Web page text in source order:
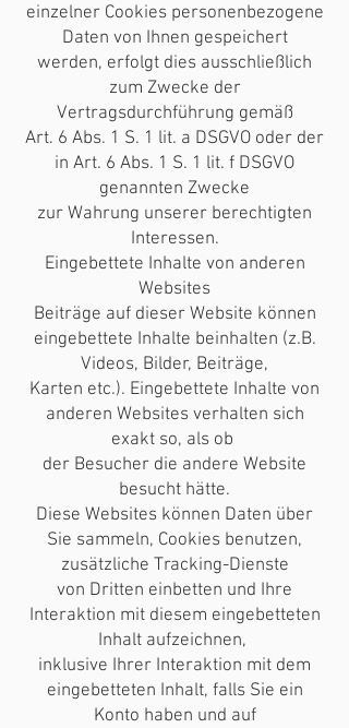
einzelner Cookies personenbezogene
Daten von Ihnen gespeichert
werden, erfolgt dies ausschließlich
zum Zwecke der
Vertragsdurchführung gemäß
Art. 6 Abs. 1 S. 1 lit. a DSGVO oder der
in Art. 6 Abs. 1 S. 1 lit. f DSGVO
genannten Zwecke
zur Wahrung unserer berechtigten
Interessen.
Eingebettete Inhalte von anderen
Websites
Beiträge auf dieser Website können
eingebettete Inhalte beinhalten (z.B.
Videos, Bilder, Beiträge,
Karten etc.). Eingebettete Inhalte von
anderen Websites verhalten sich
exakt so, als ob
der Besucher die andere Website
besucht hätte.
Diese Websites können Daten über
Sie sammeln, Cookies benutzen,
zusätzliche Tracking-Dienste
von Dritten einbetten und Ihre
Interaktion mit diesem eingebetteten
Inhalt aufzeichnen,
inklusive Ihrer Interaktion mit dem
eingebetteten Inhalt, falls Sie ein
Konto haben und auf